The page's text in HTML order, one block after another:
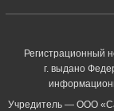
Регистрационный
г. выдано
Учредитель — ООО